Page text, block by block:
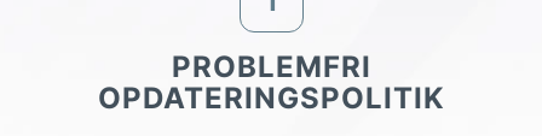
PROBLEMFRI
OPDATERINGSPOLITIK